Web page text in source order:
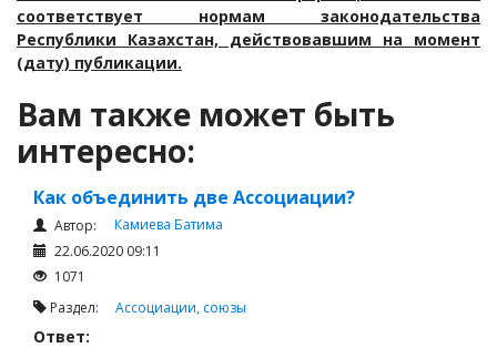
соответствует нормам законодательства
Республики Казахстан, действовавшим на момент
(дату) публикации.
Вам также может быть
интересно:
Как объединить две Ассоциации?
Автор:
Камиева Батима
22.06.2020 09:11
1071
Раздел: Ассоциации, союзы
Ответ: